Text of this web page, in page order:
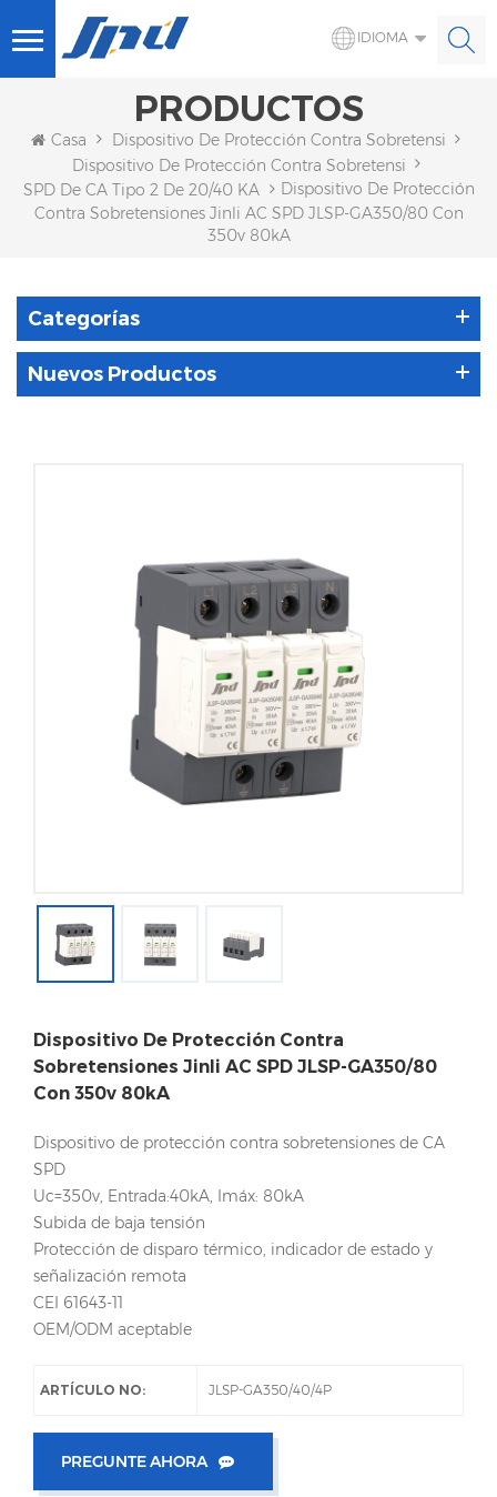
IDIOMA
PRODUCTOS
Casa
Dispositivo De Protección Contra Sobretensiones
Dispositivo De Protección Contra Sobretensiones De CA
SPD De CA Tipo 2 De 20/40 KA
Dispositivo De Protección
Contra Sobretensiones Jinli AC SPD JLSP-GA350/80 Con
350v 80kA
Categorías
Nuevos Productos
Dispositivo De Protección Contra
Sobretensiones Jinli AC SPD JLSP-GA350/80
Con 350v 80kA
Dispositivo de protección contra sobretensiones de CA
SPD
Uc=350v, Entrada:40kA, Imáx: 80kA
Subida de baja tensión
Protección de disparo térmico, indicador de estado y
señalización remota
CEI 61643-11
OEM/ODM aceptable
ARTÍCULO NO: JLSP-GA350/40/4P
PREGUNTE AHORA